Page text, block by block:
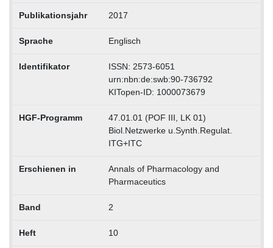
Publikationsjahr 2017
Sprache Englisch
Identifikator
ISSN: 2573-6051
urn:nbn:de:swb:90-736792
KITopen-ID: 1000073679
HGF-Programm
47.01.01 (POF III, LK 01)
Biol.Netzwerke u.Synth.Regulat.
ITG+ITC
Erschienen in
Annals of Pharmacology and
Pharmaceutics
Band 2
Heft 10